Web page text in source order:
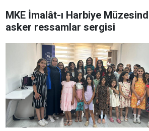
MKE İmalât-ı Harbiye
asker ressamlar sergisi